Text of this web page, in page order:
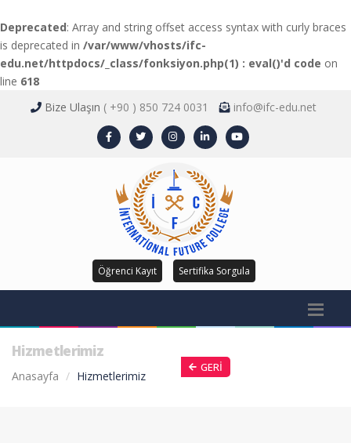
Deprecated: Array and string offset access syntax with curly braces
is deprecated in /var/www/vhosts/ifc-
edu.net/httpdocs/_class/fonksiyon.php(1) : eval()'d code on
line 618
Bize Ulaşın ( +90 ) 850 724 0031 info@ifc-edu.net
Öğrenci Kayıt Sertifika Sorgula
Hizmetlerimiz
Anasayfa Hizmetlerimiz
GERI